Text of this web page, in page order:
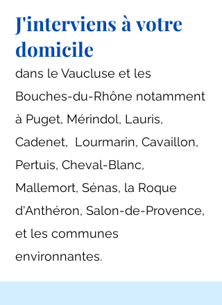
J'interviens à votre
domicile
​dans le Vaucluse et les
Bouches-du-Rhône notamment
à Puget, Mérindol, Lauris,
Cadenet, Lourmarin, Cavaillon,
Pertuis, Cheval-Blanc,
Mallemort, Sénas, la Roque
d'Anthéron, Salon-de-Provence,
et les communes
environnantes.